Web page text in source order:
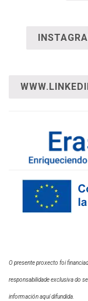
O presente proxecto foi
responsabilidade exclusiva do
información aquí difundida.